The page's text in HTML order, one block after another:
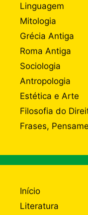
Linguagem
Mitologia
Grécia Antiga
Roma Antiga
Sociologia
Antropologia
Estética e Arte
Filosofia do
Frases,
Início
Literatura